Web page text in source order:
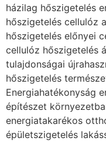
házilag hőszigetelés
hőszigetelés cellulóz
hőszigetelés előnyei
cellulóz hőszigetelés
tulajdonságai
hőszigetelés
Energiahatékonyság
építészet
energiatakarékos
épületszigetelés